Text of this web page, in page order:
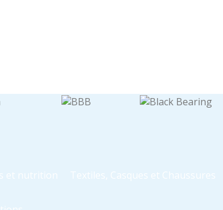
et nutrition Textiles, Casques et Chaussures